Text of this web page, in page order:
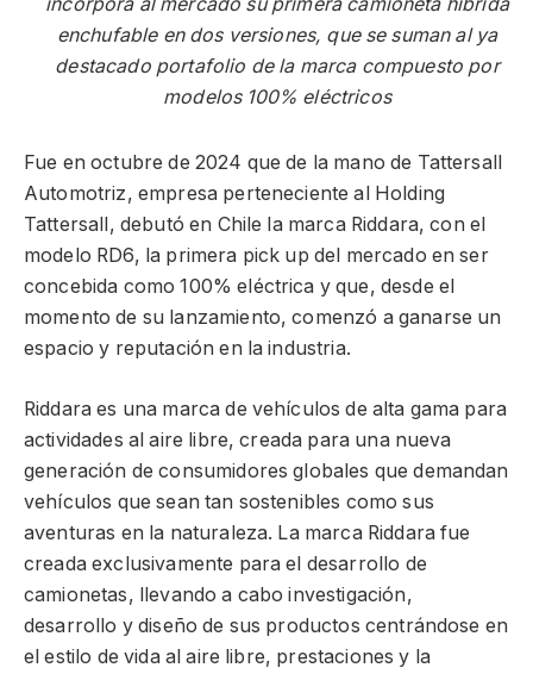
incorpora al mercado su primera camioneta híbrida
enchufable en dos versiones, que se suman al ya
destacado portafolio de la marca compuesto por
modelos 100% eléctricos
Fue en octubre de 2024 que de la mano de Tattersall
Automotriz, empresa perteneciente al Holding
Tattersall, debutó en Chile la marca Riddara, con el
modelo RD6, la primera pick up del mercado en ser
concebida como 100% eléctrica y que, desde el
momento de su lanzamiento, comenzó a ganarse un
espacio y reputación en la industria.
Riddara es una marca de vehículos de alta gama para
actividades al aire libre, creada para una nueva
generación de consumidores globales que demandan
vehículos que sean tan sostenibles como sus
aventuras en la naturaleza. La marca Riddara fue
creada exclusivamente para el desarrollo de
camionetas, llevando a cabo investigación,
desarrollo y diseño de sus productos centrándose en
el estilo de vida al aire libre, prestaciones y la